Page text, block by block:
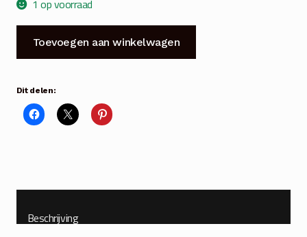
1 op voorraad
Krijtverf
Paint
dark
powder
Toevoegen aan winkelwagen
Dit delen:
Beschrijving